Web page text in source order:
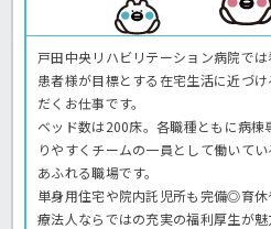
戸田中央リハビリテーション病院で
患者様が目標とする在宅生活に近づ
だくお仕事です。
ベッド数は200床。各職種ともに病棟
りやすくチームの一員として働いて
あふれる職場です。
単身用住宅や院内託児所も完備◎育
療法人ならではの充実の福利厚生が